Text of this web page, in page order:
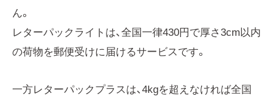
ん。
レターパックライトは、全国一律430円で厚さ3cm以内
の荷物を郵便受けに届けるサービスです。
一方レターパックプラスは、4kgを超えなければ全国